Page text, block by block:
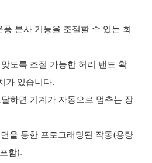
분사 기능을 조절할 수 있는 회
도록 조절 가능한 허리 밴드 확
가 있습니다.
하면 기계가 자동으로 멈추는 장
을 통한 프로그래밍된 작동(용량
함).